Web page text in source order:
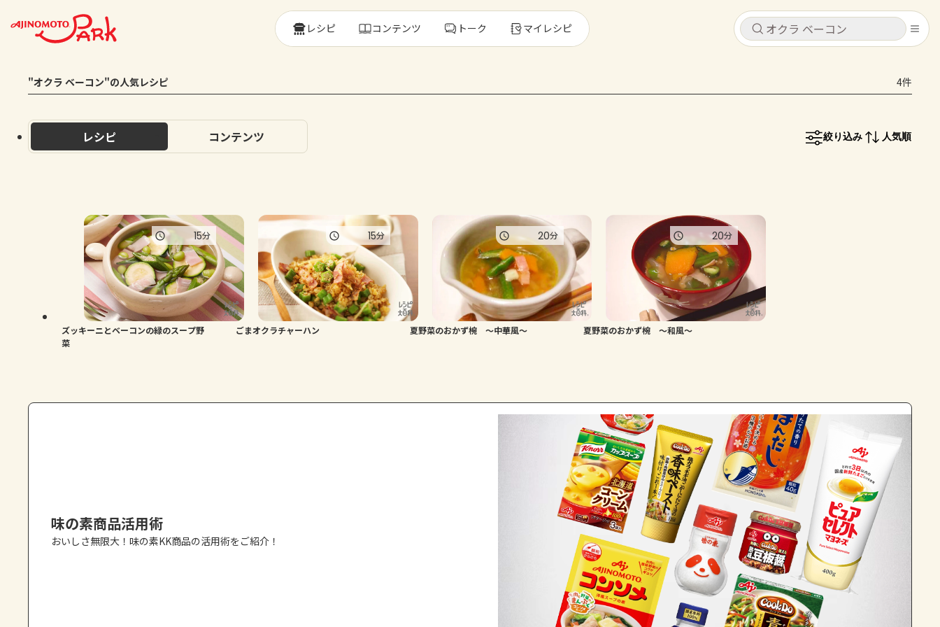
キャンセル
ログインするとレシピを保存できます
コンテンツ
レシピ
トーク
AJINOMOTO PARK とは
キャンセル
レシピ コンテンツ
レシピ コンテンツ トーク マイレシピ
"オクラ ベーコン"の人気レシピ 4件
レシピ コンテンツ 絞り込み 人気順
ズッキーニとベーコンの緑のスープ野
菜
15分
ごまオクラチャーハン
15分
夏野菜のおかず椀 ～中華風～
20分
夏野菜のおかず椀 ～和風～
20分
味の素商品活用術
おいしさ無限大！味の素KK商品の活用術をご紹介！